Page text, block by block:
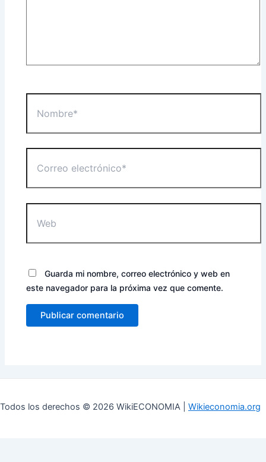
electrónico*
Guarda mi nombre, correo electrónico y web en
este navegador para la próxima vez que comente.
Todos los derechos © 2026 WikiECONOMIA | Wikieconomia.org